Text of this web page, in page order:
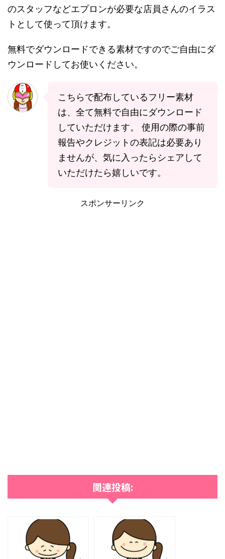
のスタッフなどエプロンが必要な店員さんのイラス
トとして使って頂けます。
無料でダウンロードできる素材ですのでご自由にダ
ウンロードしてお使いください。
こちらで配布しているフリー素材
は、全て無料で自由にダウンロード
していただけます。 使用の際の事前
報告やクレジットの表記は必要あり
ませんが、気に入ったらシェアして
いただけたら嬉しいです。
スポンサーリンク
関連投稿: